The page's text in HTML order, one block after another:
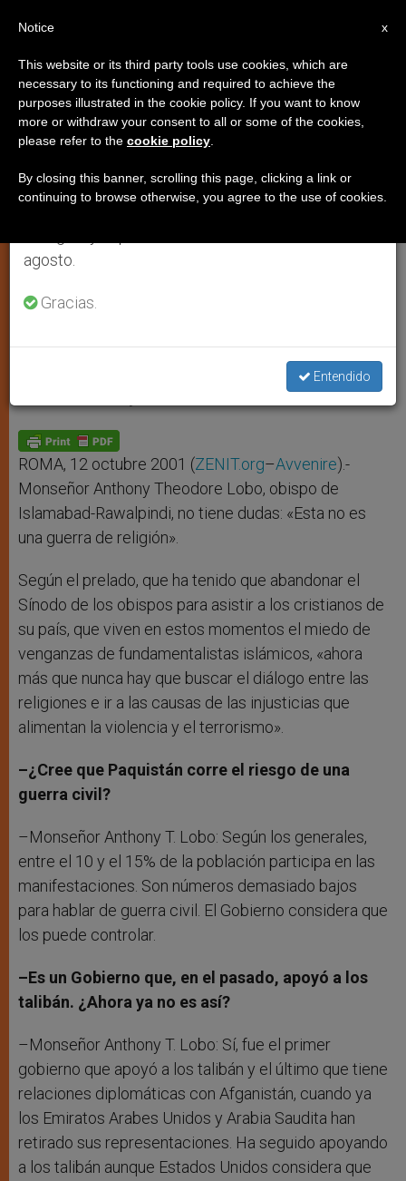
Obispo de Islamabad: «Hay que
perseverar en el diálogo entre
religiones»
Monseñor Anthony T. Lobo explica las
W
s
p
p
M
e
g
e
r
F
b
o
k
T
t
S
e
ROMA, 12 octubre 2001 (ZENIT.org–Avvenire).-
Monseñor Anthony Theodore Lobo, obispo de
Islamabad-Rawalpindi, no tiene dudas: «Esta no es
una guerra de religión».
Según el prelado, que ha tenido que abandonar el
Sínodo de los obispos para asistir a los cristianos de
su país, que viven en estos momentos el miedo de
venganzas de fundamentalistas islámicos, «ahora
más que nunca hay que buscar el diálogo entre las
religiones e ir a las causas de las injusticias que
alimentan la violencia y el terrorismo».
–¿Cree que Paquistán corre el riesgo de una
guerra civil?
–Monseñor Anthony T. Lobo: Según los generales,
entre el 10 y el 15% de la población participa en las
manifestaciones. Son números demasiado bajos
para hablar de guerra civil. El Gobierno considera que
los puede controlar.
–Es un Gobierno que, en el pasado, apoyó a los
talibán. ¿Ahora ya no es así?
–Monseñor Anthony T. Lobo: Sí, fue el primer
gobierno que apoyó a los talibán y el último que tiene
relaciones diplomáticas con Afganistán, cuando ya
los Emiratos Arabes Unidos y Arabia Saudita han
retirado sus representaciones. Ha seguido apoyando
a los talibán aunque Estados Unidos considera que
×
Aviso importante
Del 27 de julio al 7 de agosto haremos la pausa
anual, aprovechando que en el periodo de verano
se generan menos informaciones y también el
agosto.
Gracias.
Entendido
x
Notice
This website or its third party tools use cookies, which are
necessary to its functioning and required to achieve the
purposes illustrated in the cookie policy. If you want to know
more or withdraw your consent to all or some of the cookies,
please refer to the cookie policy
By closing this banner, scrolling this page, clicking a link or
continuing to browse otherwise, you agree to the use of cookies.